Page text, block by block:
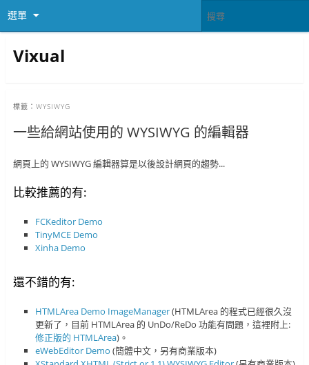
選單
Vixual
標籤： WYSIWYG
一些給網站使用的 WYSIWYG 的編輯器
網頁上的 WYSIWYG 編輯器算是以後設計網頁的趨勢...
比較推薦的有:
FCKeditor Demo
TinyMCE Demo
Xinha Demo
還不錯的有:
HTMLArea Demo ImageManager(HTMLArea 的程式已經很久沒
更新了，目前 HTMLArea 的 UnDo/ReDo 功能有問題，這裡附上:
修正版的 HTMLArea)。
eWebEditor Demo (簡體中文，另有商業版本)